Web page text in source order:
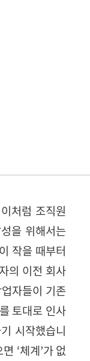
이처럼 조직원
을 위해서는
작을 때부터
의 이전 회사
자들이 기존
토대로 인사
시작했습니
‘체계’가 없